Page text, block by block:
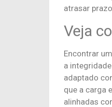
atrasar
Veja
Encontrar
a
adaptado
que a carga
alinhadas